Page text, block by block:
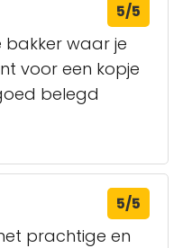
5/5
bakker waar je
voor een kopje
belegd
5/5
prachtige en